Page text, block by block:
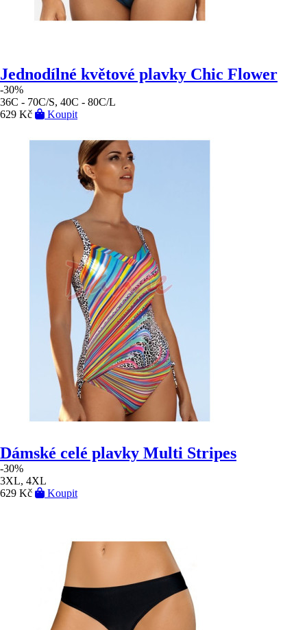
Jednodílné květové plavky Chic Flower
-30%
36C - 70C/S, 40C - 80C/L
629 Kč
Koupit
Dámské celé plavky Multi Stripes
-30%
3XL, 4XL
629 Kč
Koupit